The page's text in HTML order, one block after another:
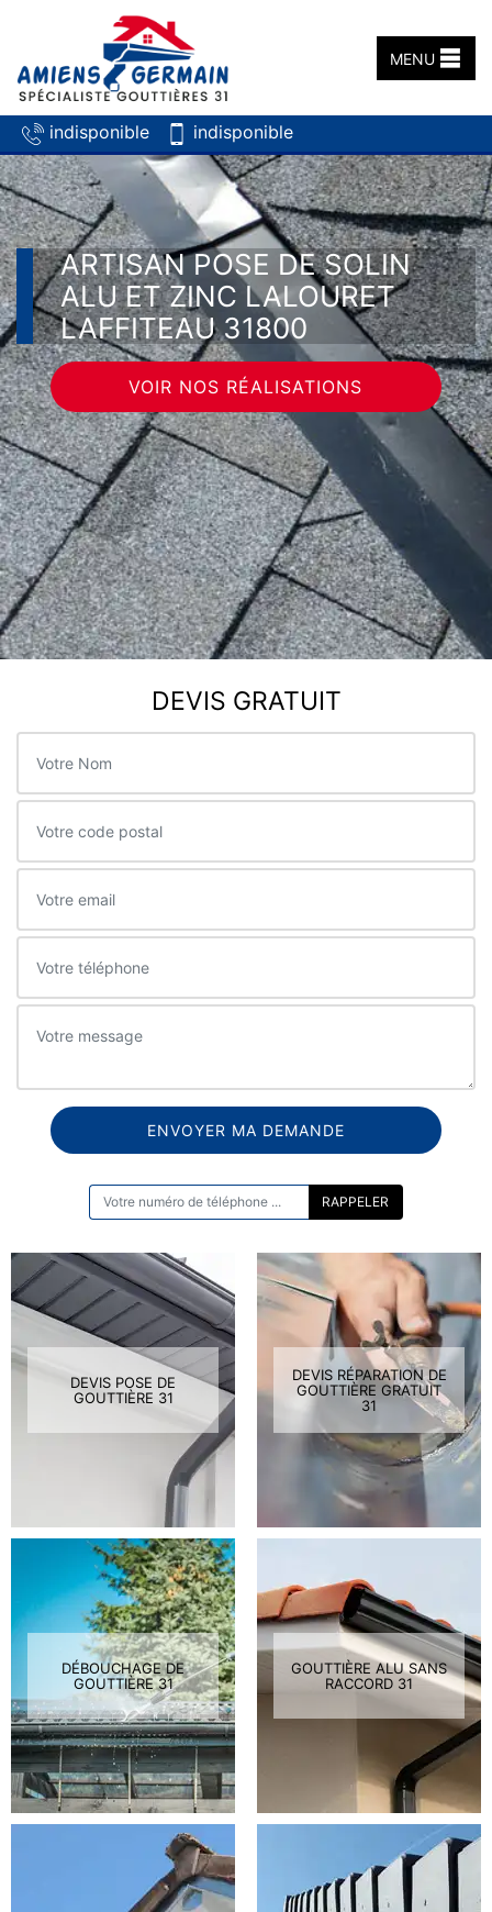
indisponible indisponible
MENU
ARTISAN POSE DE SOLIN
ALU ET ZINC LALOURET
LAFFITEAU 31800
VOIR NOS RÉALISATIONS
DEVIS GRATUIT
DEVIS POSE DE
GOUTTIÈRE 31
DEVIS RÉPARATION DE
GOUTTIÈRE GRATUIT
31
DÉBOUCHAGE DE
GOUTTIÈRE 31
GOUTTIÈRE ALU SANS
RACCORD 31